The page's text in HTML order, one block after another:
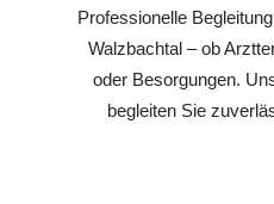
Professionelle
Walzbachtal – ob
oder Besorgungen.
begleiten Sie